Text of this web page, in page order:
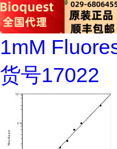
1mM
货号17022